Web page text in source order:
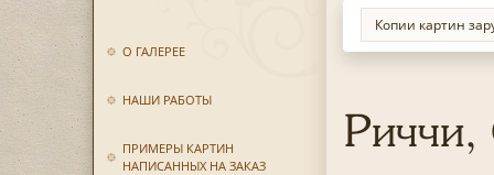
О ГАЛЕРЕЕ
НАШИ РАБОТЫ
ПРИМЕРЫ КАРТИН
НАПИСАННЫХ НА ЗАКАЗ
Риччи,